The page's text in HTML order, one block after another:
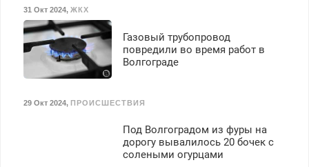
31 Окт 2024, ЖКХ
Газовый трубопровод
повредили во время работ в
Волгограде
29 Окт 2024, ПРОИСШЕСТВИЯ
Под Волгоградом из фуры на
дорогу вывалилось 20 бочек с
солеными огурцами